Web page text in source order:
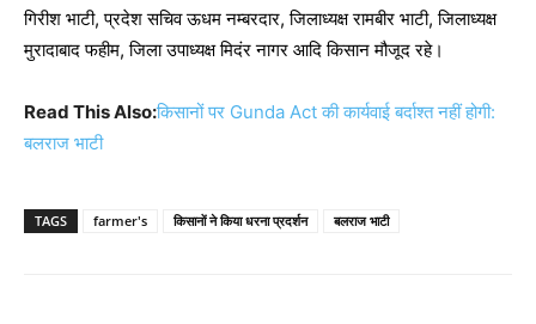
गिरीश भाटी, प्रदेश सचिव ऊधम नम्बरदार, जिलाध्यक्ष रामबीर भाटी, जिलाध्यक्ष
मुरादाबाद फहीम, जिला उपाध्यक्ष मिदंर नागर आदि किसान मौजूद रहे।
Read This Also:किसानों पर Gunda Act की कार्यवाई बर्दाश्त नहीं होगी:
बलराज भाटी
TAGS farmer's किसानों ने किया धरना प्रदर्शन बलराज भाटी